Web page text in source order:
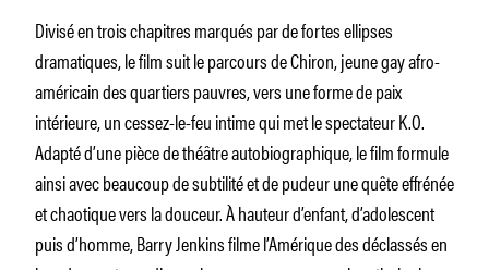
Divisé en trois chapitres marqués par de fortes ellipses
dramatiques, le film suit le parcours de Chiron, jeune gay afro-
américain des quartiers pauvres, vers une forme de paix
intérieure, un cessez-le-feu intime qui met le spectateur K.O.
Adapté d’une pièce de théâtre autobiographique, le film formule
ainsi avec beaucoup de subtilité et de pudeur une quête effrénée
et chaotique vers la douceur. À hauteur d’enfant, d’adolescent
puis d’homme, Barry Jenkins filme l’Amérique des déclassés en